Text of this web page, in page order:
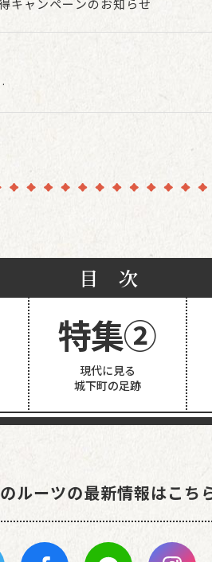
キャンペーンのお知らせ
目 次
特集②
現代に見る
城下町の足跡
ルーツの最新情報はこち